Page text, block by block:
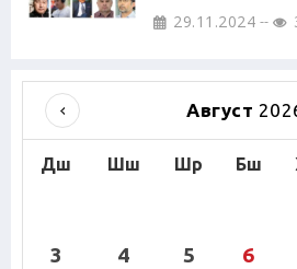
29.11.2024
Август
Дш Шш Шр Бш
3
4 5 6